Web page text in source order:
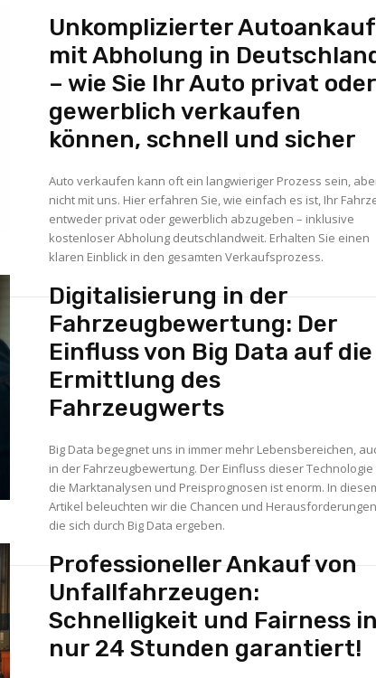
Unkomplizierter Autoankauf
mit Abholung in
– wie Sie Ihr Auto privat oder
gewerblich verkaufen
können, schnell und sicher
Auto verkaufen kann oft ein langwieriger Prozess sein,
nicht mit uns. Hier erfahren Sie, wie einfach es ist, Ihr
entweder privat oder gewerblich abzugeben – inklusive
kostenloser Abholung deutschlandweit. Erhalten Sie einen
klaren Einblick in den gesamten Verkaufsprozess.
Digitalisierung in der
Fahrzeugbewertung: Der
Einfluss von Big Data auf die
Ermittlung des
Fahrzeugwerts
Big Data begegnet uns in immer mehr Lebensbereichen,
in der Fahrzeugbewertung. Der Einfluss dieser
die Marktanalysen und Preisprognosen ist enorm. In
Artikel beleuchten wir die Chancen und
die sich durch Big Data ergeben.
Professioneller Ankauf von
Unfallfahrzeugen:
Schnelligkeit und Fairness in
nur 24 Stunden garantiert!